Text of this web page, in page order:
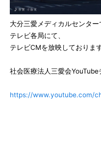
大分三愛メディカルセンタ
テレビ各局にて、
テレビCMを放映しております
社会医療法人三愛会YouTube
https://www.youtube.com/